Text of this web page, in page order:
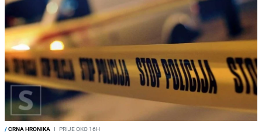
/CRNA HRONIKA I PRIJE OKO 16H